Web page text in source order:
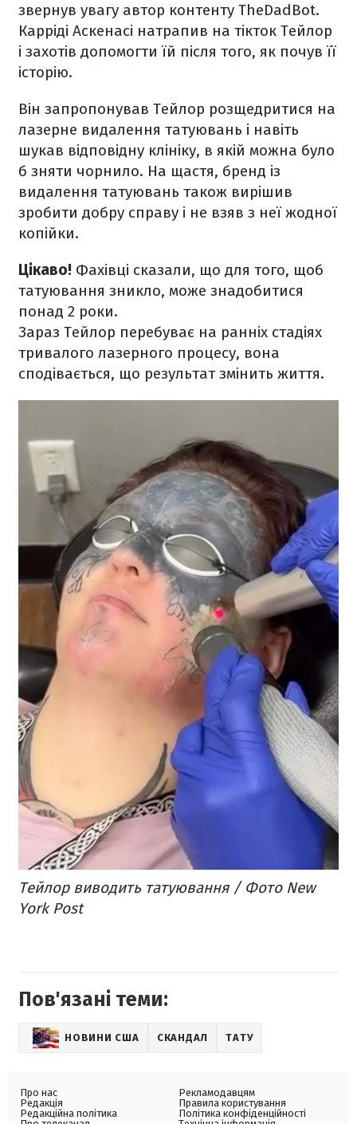
звернув увагу автор контенту TheDadBot.
Карріді Аскенасі натрапив на тікток Тейлор
і захотів допомогти їй після того, як почув її
історію.
Він запропонував Тейлор розщедритися на
лазерне видалення татуювань і навіть
шукав відповідну клініку, в якій можна було
б зняти чорнило. На щастя, бренд із
видалення татуювань також вирішив
зробити добру справу і не взяв з неї жодної
копійки.
Цікаво! Фахівці сказали, що для того, щоб
татуювання зникло, може знадобитися
понад 2 роки.
Зараз Тейлор перебуває на ранніх стадіях
тривалого лазерного процесу, вона
сподівається, що результат змінить життя.
Тейлор виводить татуювання / Фото New
York Post
Пов'язані теми:
НОВИНИ США СКАНДАЛ ТАТУ
Про нас
Редакція
Редакційна політика
Рекламодавцям
Правила користування
Політика конфіденційності